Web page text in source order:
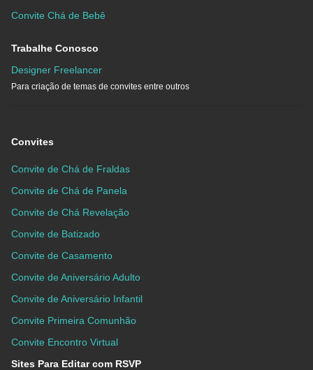
Convite Chá de Bebê
Trabalhe Conosco
Designer Freelancer
Para criação de temas de convites entre outros
Convites
Convite de Chá de Fraldas
Convite de Chá de Panela
Convite de Chá Revelação
Convite de Batizado
Convite de Casamento
Convite de Aniversário Adulto
Convite de Aniversário Infantil
Convite Primeira Comunhão
Convite Encontro Virtual
Sites Para Editar com RSVP